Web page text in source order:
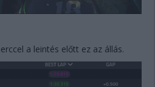
a leintés előtt ez az állás.